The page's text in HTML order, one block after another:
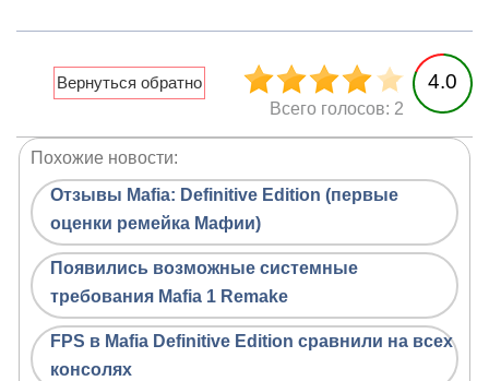
4.0
Всего голосов: 2
Похожие новости:
Отзывы Mafia: Definitive Edition (первые
оценки ремейка Мафии)
Появились возможные системные
требования Mafia 1 Remake
FPS в Mafia Definitive Edition сравнили на всех
консолях